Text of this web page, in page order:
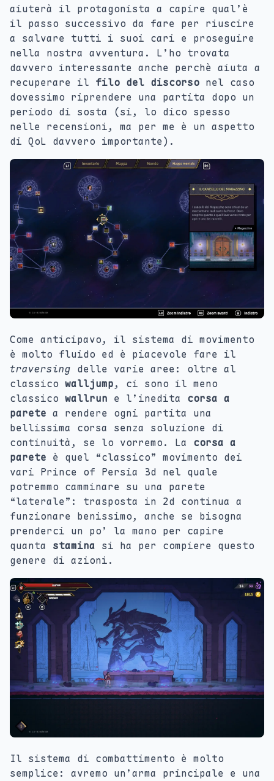
aiuterà il protagonista a capire qual’è
il passo successivo da fare per riuscire
a salvare tutti i suoi cari e proseguire
nella nostra avventura. L’ho trovata
davvero interessante anche perchè aiuta a
recuperare il filo del discorso nel caso
dovessimo riprendere una partita dopo un
periodo di sosta (si, lo dico spesso
nelle recensioni, ma per me è un aspetto
di QoL davvero importante).
Come anticipavo, il sistema di movimento
è molto fluido ed è piacevole fare il
traversing delle varie aree: oltre al
classico walljump, ci sono il meno
classico wallrun e l’inedita corsa a
parete a rendere ogni partita una
bellissima corsa senza soluzione di
continuità, se lo vorremo. La corsa a
parete è quel “classico” movimento dei
vari Prince of Persia 3d nel quale
potremmo camminare su una parete
“laterale”: trasposta in 2d continua a
funzionare benissimo, anche se bisogna
prenderci un po’ la mano per capire
quanta stamina si ha per compiere questo
genere di azioni.
Il sistema di combattimento è molto
semplice: avremo un’arma principale e una